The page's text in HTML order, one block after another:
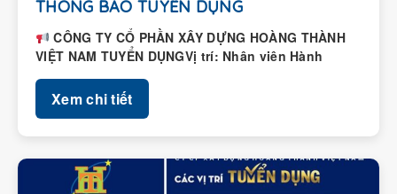
CÔNG TY CỔ PHẦN XÂY DỰNG HOÀNG THÀNH
VIỆT NAM TUYỂN DỤNGVị trí: Nhân viên Hành
chính – Nhân...
Xem chi tiết